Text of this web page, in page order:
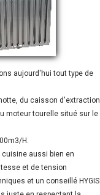
aujourd'hui tout type de
du caisson d'extraction
moteur tourelle situé sur le
H.
aussi bien en
et de tension
et un conseillé HYGIS